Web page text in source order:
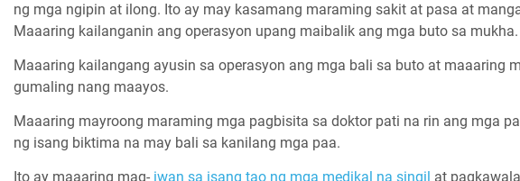
ng mga ngipin at ilong. Ito ay may kasamang maraming sakit at pasa at
Maaaring kailanganin ang operasyon upang maibalik ang mga buto sa mukha.
Maaaring kailangang ayusin sa operasyon ang mga bali sa buto at maaaring
gumaling nang maayos.
Maaaring mayroong maraming mga pagbisita sa doktor pati na rin ang mga
ng isang biktima na may bali sa kanilang mga paa.
Ito ay maaaring mag- iwan sa isang tao ng mga medikal na singil at